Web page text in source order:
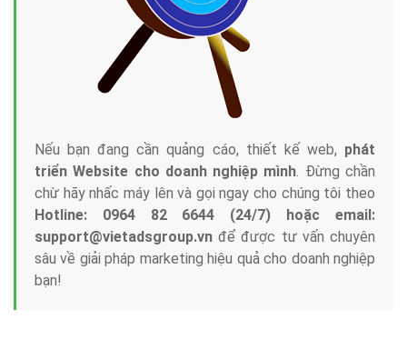
Nếu bạn đang cần quảng cáo, thiết kế web, phát
triển Website cho doanh nghiệp mình. Đừng chần
chừ hãy nhấc máy lên và gọi ngay cho chúng tôi theo
Hotline: 0964 82 6644 (24/7) hoặc email:
support@vietadsgroup.vn để được tư vấn chuyên
sâu về giải pháp marketing hiệu quả cho doanh nghiệp
bạn!